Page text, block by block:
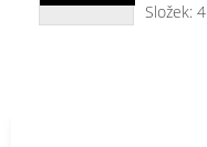
Složek: 4